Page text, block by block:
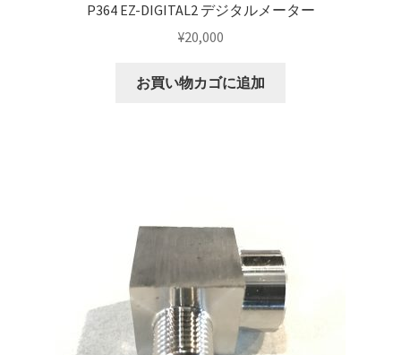
P364 EZ-DIGITAL2 デジタルメーター
¥20,000
お買い物カゴに追加